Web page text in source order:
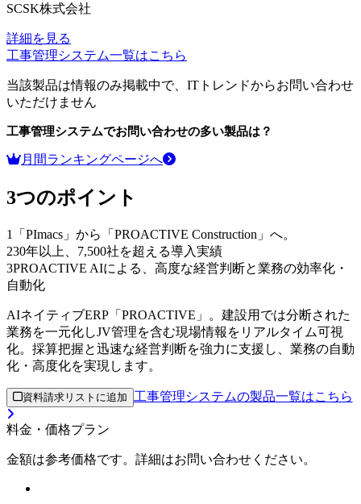
SCSK株式会社
詳細を見る
工事管理システム一覧はこちら
当該製品は情報のみ掲載中で、ITトレンドからお問い合わせ
いただけません
工事管理システムでお問い合わせの多い製品は？
月間ランキングページへ
3つのポイント
1
「PImacs」から「PROACTIVE Construction」へ。
230年以上、7,500社を超える導入実績
3PROACTIVE AIによる、高度な経営判断と業務の効率化・
自動化
AIネイティブERP「PROACTIVE」。建設用では分断された
業務を一元化しJV管理を含む現場情報をリアルタイム可視
化。採算把握と迅速な経営判断を強力に支援し、業務の自動
化・高度化を実現します。
資料請求リストに追加 工事管理システムの製品一覧はこちら
料金・価格プラン
金額は参考価格です。詳細はお問い合わせください。